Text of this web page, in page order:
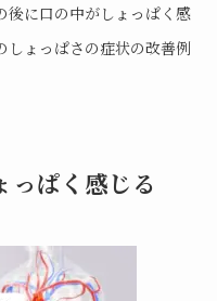
後に口の中がしょっぱく感
しょっぱさの症状の改善例
っぱく感じる